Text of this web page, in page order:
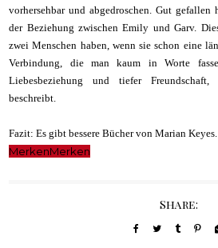
vorhersehbar und abgedroschen. Gut
der Beziehung zwischen Emily und Garv.
zwei Menschen haben, wenn sie schon eine
Verbindung, die man kaum in Worte
Liebesbeziehung und tiefer
beschreibt.
Fazit: Es gibt bessere Bücher von Marian Keyes.
MerkenMerken
Share: